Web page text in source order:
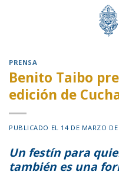
PRENSA
Benito Taibo
edición de
PUBLICADO EL 14 DE MARZO
Un festín para
también es una